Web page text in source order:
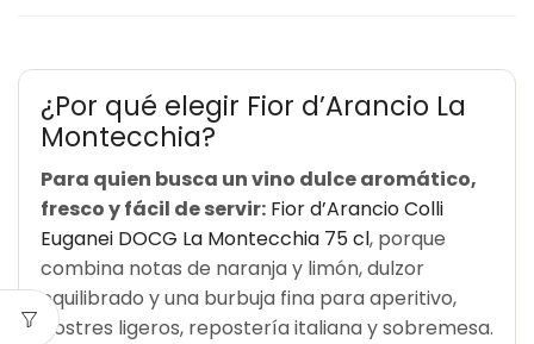
¿Por qué elegir Fior d’Arancio La
Montecchia?
Para quien busca un vino dulce aromático,
fresco y fácil de servir: Fior d’Arancio Colli
Euganei DOCG La Montecchia 75 cl, porque
combina notas de naranja y limón, dulzor
equilibrado y una burbuja fina para aperitivo,
postres ligeros, repostería italiana y sobremesa.